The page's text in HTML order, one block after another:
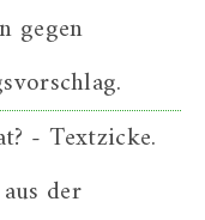
gegen
- Textzicke.
der